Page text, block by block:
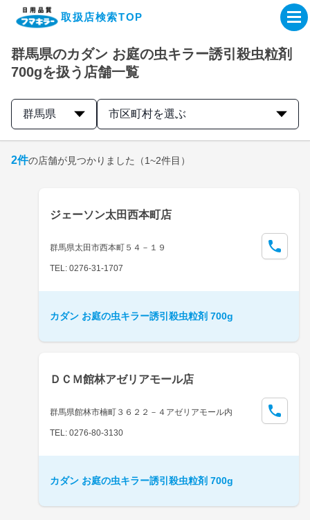
取扱店検索TOP
企業・IR情報サイト
製品情報サイト
取扱店検索はこちら
群馬県のカダン お庭の虫キラー誘引殺虫粒剤
700gを扱う店舗一覧
群馬県 市区町村を選ぶ
2件の店舗が見つかりました （1~2件目）
ジェーソン太田西本町店
群馬県太田市西本町５４－１９
TEL: 0276-31-1707
カダン お庭の虫キラー誘引殺虫粒剤 700g
ＤＣＭ館林アゼリアモール店
群馬県館林市楠町３６２２－４アゼリアモール内
TEL: 0276-80-3130
カダン お庭の虫キラー誘引殺虫粒剤 700g